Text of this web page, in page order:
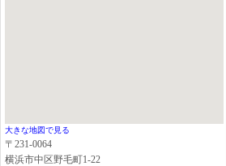
大きな地図で見る
〒231-0064
横浜市中区野毛町1-22